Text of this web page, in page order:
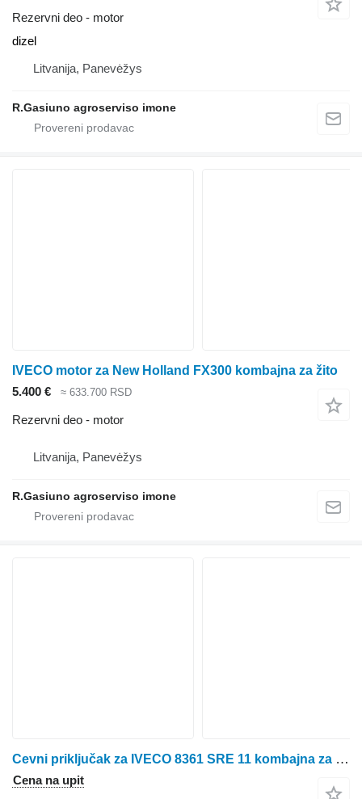
Rezervni deo - motor
dizel
Litvanija, Panevėžys
R.Gasiuno agroserviso imone
IVECO motor za New Holland FX300 kombajna za žito
5.400 €
≈ 633.700 RSD
Rezervni deo - motor
Litvanija, Panevėžys
R.Gasiuno agroserviso imone
Cevni priključak za IVECO 8361 SRE 11 kombajna za žito
Cena na upit